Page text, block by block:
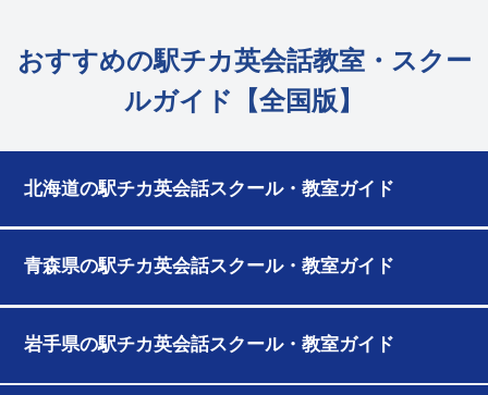
おすすめの駅チカ英会話教室・スクー
ルガイド【全国版】
北海道の駅チカ英会話スクール・教室ガイド
青森県の駅チカ英会話スクール・教室ガイド
岩手県の駅チカ英会話スクール・教室ガイド